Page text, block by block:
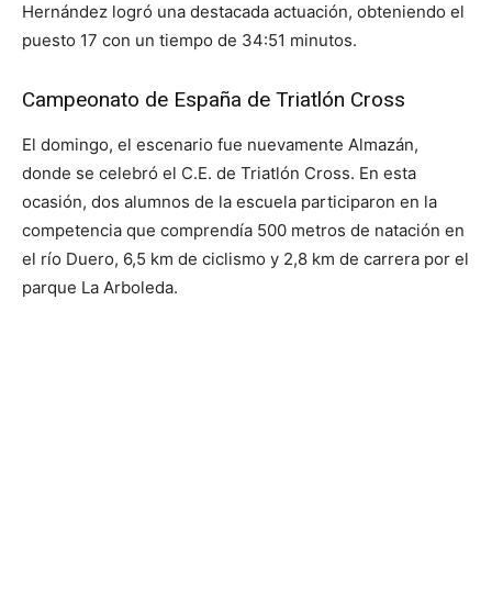
Hernández logró una destacada actuación, obteniendo el
puesto 17 con un tiempo de 34:51 minutos.
Campeonato de España de Triatlón Cross
El domingo, el escenario fue nuevamente Almazán,
donde se celebró el C.E. de Triatlón Cross. En esta
ocasión, dos alumnos de la escuela participaron en la
competencia que comprendía 500 metros de natación en
el río Duero, 6,5 km de ciclismo y 2,8 km de carrera por el
parque La Arboleda.